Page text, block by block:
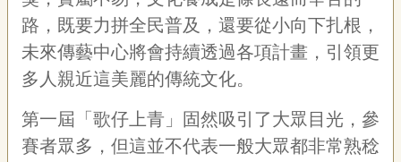
隱
私
權
宣
告
資
訊
路，既要力拼全民普及，還要從小向下扎根，
未來傳藝中心將會持續透過各項計畫，引領更
多人親近這美麗的傳統文化。
第一屆「歌仔上青」固然吸引了大眾目光，參
賽者眾多，但這並不代表一般大眾都非常熟稔